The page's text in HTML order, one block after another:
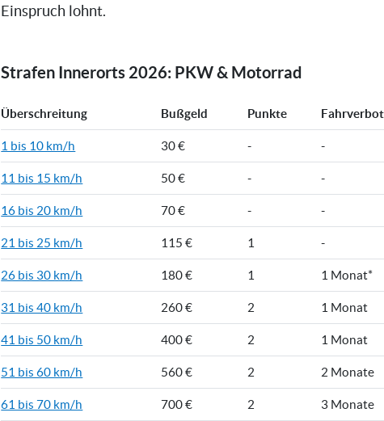
Einspruch lohnt.
Strafen Innerorts 2026: PKW & Motorrad
Überschreitung Bußgeld Punkte Fahrverbot
1 bis 10 km/h 30 € - -
11 bis 15 km/h 50 € - -
16 bis 20 km/h 70 € - -
21 bis 25 km/h 115 € 1 -
26 bis 30 km/h 180 € 1 1 Monat*
31 bis 40 km/h 260 € 2 1 Monat
41 bis 50 km/h 400 € 2 1 Monat
51 bis 60 km/h 560 € 2 2 Monate
61 bis 70 km/h 700 € 2 3 Monate